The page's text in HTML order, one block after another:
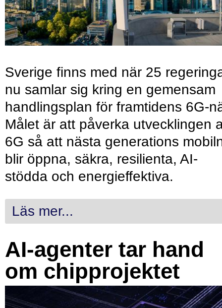
Sverige finns med när 25
nu samlar sig kring en gemensam
handlingsplan för framtidens 6G-
Målet är att påverka utvecklingen
6G så att nästa generations
blir öppna, säkra, resilienta, AI-
stödda och energieffektiva.
Läs mer...
AI-agenter tar hand
om chipprojektet